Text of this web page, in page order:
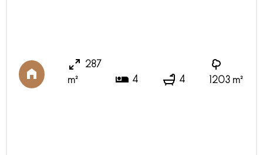
287
m²
4 4 1203 m²